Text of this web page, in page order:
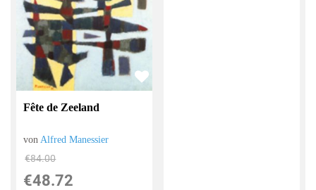
Fête de Zeeland
von Alfred Manessier
€84.00
€48.72